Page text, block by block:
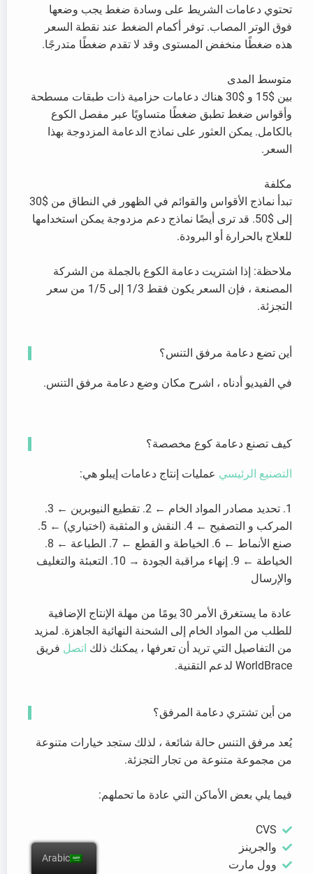
تحتوي دعامات الشريط على وسادة ضغط يجب وضعها
فوق الوتر المصاب. توفر أكمام الضغط عند نقطة السعر
هذه ضغطًا منخفض المستوى وقد لا تقدم ضغطًا متدرجًا.
متوسط المدى
بين $15 و $30 هناك دعامات حزامية ذات طبقات مسطحة
وأقواس ضغط تطبق ضغطًا متساويًا عبر مفصل الكوع
بالكامل. يمكن العثور على نماذج الدعامة المزدوجة بهذا
السعر.
مكلفة
تبدأ نماذج الأقواس والقوائم في الظهور في النطاق من $30
إلى $50. قد ترى أيضًا نماذج دعم مزدوجة يمكن استخدامها
للعلاج بالحرارة أو البرودة.
ملاحظة: إذا اشتريت دعامة الكوع بالجملة من الشركة
المصنعة ، فإن السعر يكون فقط 1/3 إلى 1/5 من سعر
التجزئة.
أين تضع دعامة مرفق التنس؟
في الفيديو أدناه ، اشرح مكان وضع دعامة مرفق التنس.
كيف تصنع دعامة كوع مخصصة؟
التصنيع الرئيسي عمليات إنتاج دعامات إيبلو هي:
1. تحديد مصادر المواد الخام ← 2. تقطيع النيوبرين ← 3.
المركب و التصفيح ← 4. النقش و المثقبة (اختياري) ← 5.
صنع الأنماط ← 6. الخياطة و القطع ← 7. الطباعة ← 8.
الخياطة ← 9. إنهاء مراقبة الجودة → 10. التعبئة والتغليف
والإرسال
عادة ما يستغرق الأمر 30 يومًا من مهلة الإنتاج الإضافية
للطلب من المواد الخام إلى الشحنة النهائية الجاهزة. لمزيد
من التفاصيل التي تريد أن تعرفها ، يمكنك ذلك اتصل فريق
WorldBrace لدعم التقنية.
من أين تشتري دعامة المرفق؟
يُعد مرفق التنس حالة شائعة ، لذلك ستجد خيارات متنوعة
من مجموعة متنوعة من تجار التجزئة.
فيما يلي بعض الأماكن التي عادة ما تحملهم:
CVS
والجرينز
وول مارت
Arabic